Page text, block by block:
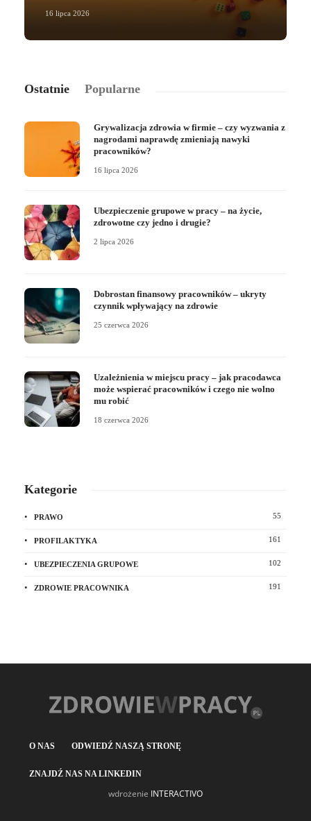
16 lipca 2026
Ostatnie Popularne
Grywalizacja zdrowia w firmie – czy wyzwania z
nagrodami naprawdę zmieniają nawyki
pracowników?
16 lipca 2026
Ubezpieczenie grupowe w pracy – na życie,
zdrowotne czy jedno i drugie?
2 lipca 2026
Dobrostan finansowy pracowników – ukryty
czynnik wpływający na zdrowie
25 czerwca 2026
Uzależnienia w miejscu pracy – jak pracodawca
może wspierać pracowników i czego nie wolno
mu robić
18 czerwca 2026
Kategorie
PRAWO 55
PROFILAKTYKA 161
UBEZPIECZENIA GRUPOWE 102
ZDROWIE PRACOWNIKA 191
O NAS ODWIEDŹ NASZĄ STRONĘ
ZNAJDŹ NAS NA LINKEDIN
wdrożenie INTERACTIVO